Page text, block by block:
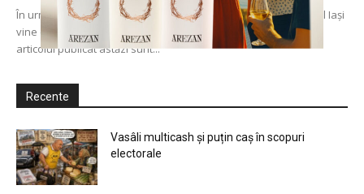
În urma apariției articolului EVZ în data de 2.06.2016, Aeroportul Iași
vine cu următoarele precizări: Informaţiile prezentate în
articolul publicat astăzi sunt...
Recente
Vasâli multicash și puțin caș în scopuri
electorale